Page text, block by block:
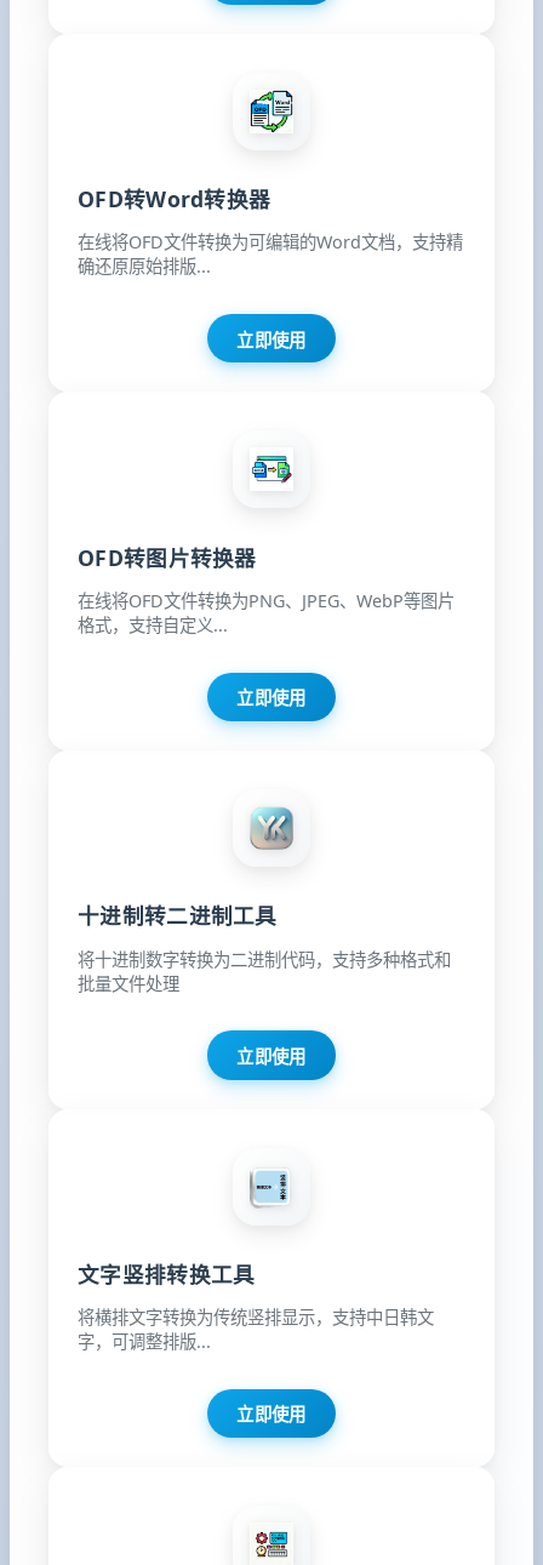
OFD转Word转换器
在线将OFD文件转换为可编辑的Word文档，支持精
确还原原始排版...
立即使用
OFD转图片转换器
在线将OFD文件转换为PNG、JPEG、WebP等图片
格式，支持自定义...
立即使用
十进制转二进制工具
将十进制数字转换为二进制代码，支持多种格式和
批量文件处理
立即使用
文字竖排转换工具
将横排文字转换为传统竖排显示，支持中日韩文
字，可调整排版...
立即使用